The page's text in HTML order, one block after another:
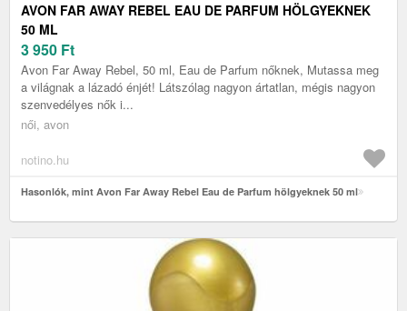
AVON FAR AWAY REBEL EAU DE PARFUM HÖLGYEKNEK
50 ML
3 950 Ft
Avon Far Away Rebel, 50 ml, Eau de Parfum nőknek, Mutassa meg
a világnak a lázadó énjét! Látszólag nagyon ártatlan, mégis nagyon
szenvedélyes nők i...
női, avon
notino.hu
Hasonlók, mint Avon Far Away Rebel Eau de Parfum hölgyeknek 50 ml